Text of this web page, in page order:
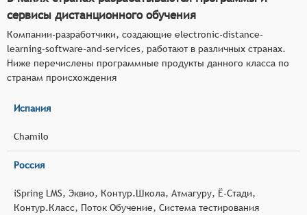
сервисы дистанционного обучения
Компании-разработчики, создающие electronic-distance-
learning-software-and-services, работают в различных странах.
Ниже перечислены программные продукты данного класса по
странам происхождения
Испания
Chamilo
Россия
iSpring LMS, Эквио, Контур.Школа, Атмагуру, Ё-Стади,
Контур.Класс, Поток Обучение, Система тестирования